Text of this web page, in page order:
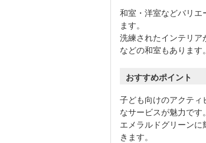
和室・洋室などバリ
ます。
洗練されたインテリア
などの和室もあります。
おすすめポイント
子ども向けのアクテ
なサービスが魅力です。
エメラルドグリーン
きます。